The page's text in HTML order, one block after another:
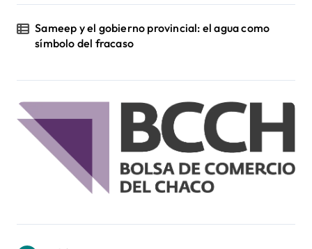
Sameep y el gobierno provincial: el agua como
símbolo del fracaso